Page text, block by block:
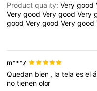
Product quality:Verygood
VerygoodVerygoodVery
goodVerygoodVerygood
VerygoodVerygoodVery
m***7
Quedan bien , latelaesel
notienenolor